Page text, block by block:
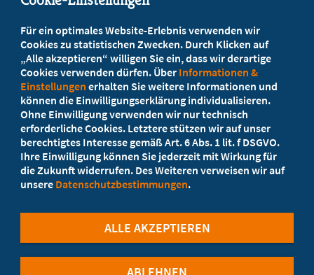
Ihr Landesverband berät Sie!
Ansprechpartner
Werden Sie jetzt Mitglied!
5 Vorteile einer Mitgliedschaft
Für ein optimales Website-Erlebnis verwenden wir
Cookies zu statistischen Zwecken. Durch Klicken auf
„Alle akzeptieren“ willigen Sie ein, dass wir derartige
Cookies verwenden dürfen. Über Informationen &
Einstellungen erhalten Sie weitere Informationen und
können die Einwilligungserklärung individualisieren.
Ohne Einwilligung verwenden wir nur technisch
erforderliche Cookies. Letztere stützen wir auf unser
berechtigtes Interesse gemäß Art. 6 Abs. 1 lit. f DSGVO.
Ihre Einwilligung können Sie jederzeit mit Wirkung für
die Zukunft widerrufen. Des Weiteren verweisen wir auf
unsere Datenschutzbestimmungen.
ALLE AKZEPTIEREN